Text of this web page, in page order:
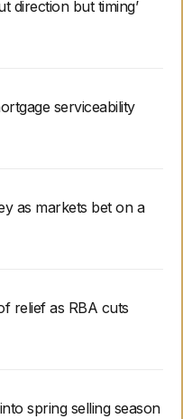
direction but timing’
serviceability
as markets bet on a
relief as RBA cuts
spring selling season